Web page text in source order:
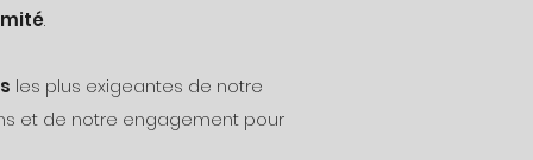
.
les plus exigeantes de notre
et de notre engagement pour